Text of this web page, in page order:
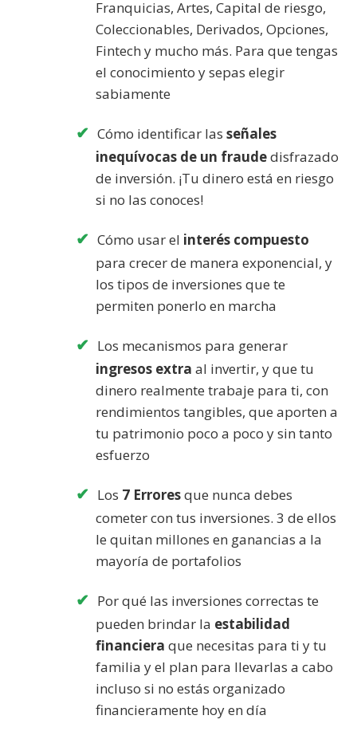
Franquicias, Artes, Capital de riesgo,
Coleccionables, Derivados, Opciones,
Fintech y mucho más. Para que tengas
el conocimiento y sepas elegir
sabiamente
Cómo identificar las señales
inequívocas de un fraudedisfrazado
de inversión. ¡Tu dinero está en riesgo
si no las conoces!
Cómo usar el interés compuesto
para crecer de manera exponencial, y
los tipos de inversiones que te
permiten ponerlo en marcha
Los mecanismos para generar
ingresos extra al invertir, y que tu
dinero realmente trabaje para ti, con
rendimientos tangibles, que aporten a
tu patrimonio poco a poco y sin tanto
esfuerzo
Los 7 Erroresque nunca debes
cometer con tus inversiones. 3 de ellos
le quitan millones en ganancias a la
mayoría de portafolios
Por qué las inversiones correctas te
pueden brindar la estabilidad
financiera que necesitas para ti y tu
familia y el plan para llevarlas a cabo
incluso si no estás organizado
financieramente hoy en día